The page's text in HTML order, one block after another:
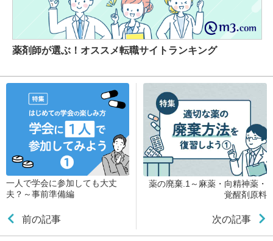
薬剤師が選ぶ！オススメ転職サイトランキング
一人で学会に参加しても大丈
夫？～事前準備編
前の記事
薬の廃棄.1～麻薬・向精神薬・
覚醒剤原料
次の記事